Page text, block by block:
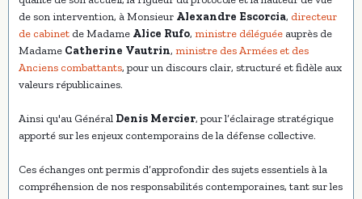
de son intervention, à Monsieur Alexandre Escorcia, directeur
de cabinet de Madame Alice Rufo, ministre déléguée auprès de
Madame Catherine Vautrin, ministre des Armées et des
Anciens combattants, pour un discours clair, structuré et fidèle aux
valeurs républicaines.
Ainsi qu'au Général Denis Mercier, pour l’éclairage stratégique
apporté sur les enjeux contemporains de la défense collective.
Ces échanges ont permis d’approfondir des sujets essentiels à la
compréhension de nos responsabilités contemporaines, tant sur les